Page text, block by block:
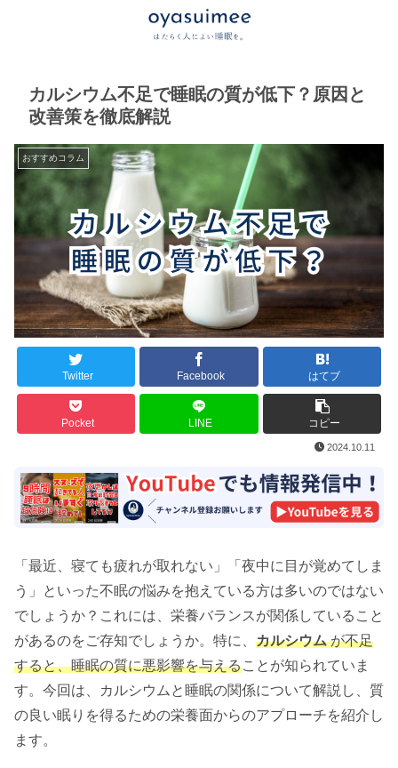
カルシウム不足で睡眠の質が低下？原因と
改善策を徹底解説
おすすめコラム
Twitter Facebook はてブ
Pocket LINE コピー
2024.10.11
「最近、寝ても疲れが取れない」「夜中に目が覚めてしま
う」といった不眠の悩みを抱えている方は多いのではない
でしょうか？これには、栄養バランスが関係していること
があるのをご存知でしょうか。特に、 カルシウムが不足
すると、睡眠の質に悪影響を与えることが知られていま
す。今回は、カルシウムと睡眠の関係について解説し、質
の良い眠りを得るための栄養面からのアプローチを紹介し
ます。